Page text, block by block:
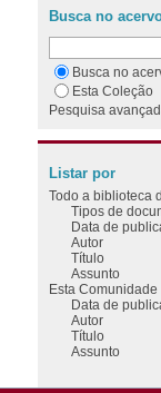
Busca no
Busca no
Esta Coleção
Pesquisa
Listar por
Todo a biblioteca
Tipos de
Data de
Autor
Título
Assunto
Esta Comunidade
Data de
Autor
Título
Assunto